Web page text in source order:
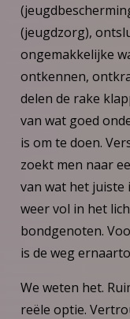
(jeugdzorg),
ongemakkelijke
ontkennen,
delen de rake
van wat goed
is om te doen.
zoekt men naar
van wat het juiste
weer vol in het
bondgenoten.
is de weg
We weten het.
reële optie.